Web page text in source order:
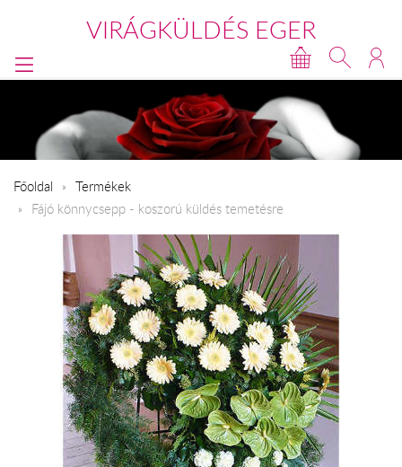
VIRÁGKÜLDÉS EGER
Főoldal
Termékek
Fájó könnycsepp - koszorú küldés temetésre